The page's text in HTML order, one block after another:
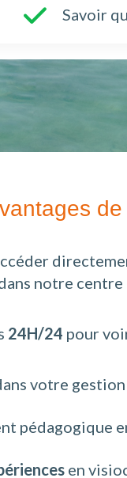
Savoir
notre
24H/24 pour
votre
pédagogique
en